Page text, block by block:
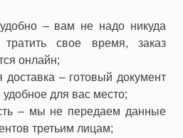
– вам не надо никуда
свое время, заказ
онлайн;
доставка – готовый документ
удобное для вас место;
– мы не передаем данные
третьим лицам;